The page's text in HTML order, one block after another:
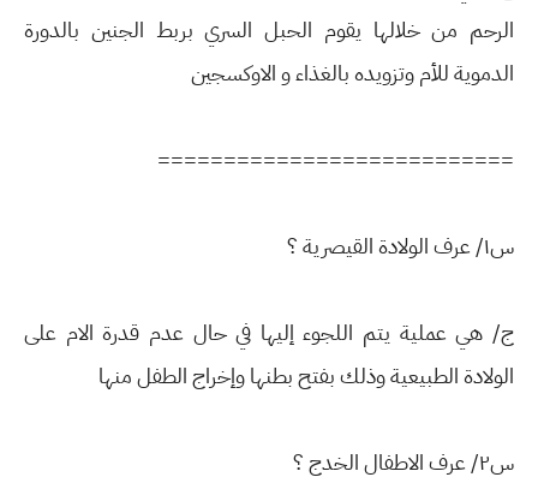
الرحم من خلالها يقوم الحبل السري بربط الجنين بالدورة
الدموية للأم وتزويده بالغذاء و الاوكسجين
===========================
س١/ عرف الولادة القيصرية ؟
ج/ هي عملية يتم اللجوء إليها في حال عدم قدرة الام على
الولادة الطبيعية وذلك بفتح بطنها وإخراج الطفل منها
س٢/ عرف الاطفال الخدج ؟